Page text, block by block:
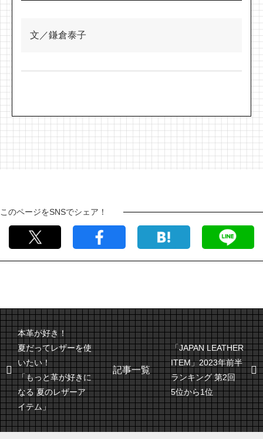
文／鎌倉泰子
このページをSNSでシェア！
本革が好き！
夏だってレザーを使
いたい！
「もっと革が好きに
なる 夏のレザーア
イテム」
記事一覧
「JAPAN LEATHER
ITEM」2023年前半
ランキング 第2回
5位から1位